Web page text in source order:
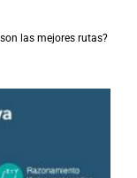
las mejores rutas?